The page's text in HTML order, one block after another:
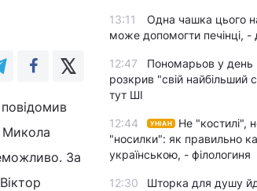
Микола
За
13:11
Одна чашка цього
може допомогти печінці, -
12:47
Пономарьов у день
розкрив "свій найбільший
тут ШІ
12:44 УНІАН
Не "костилі",
"носилки": як правильно
українською, - філологиня
12:30
Шторка для душу